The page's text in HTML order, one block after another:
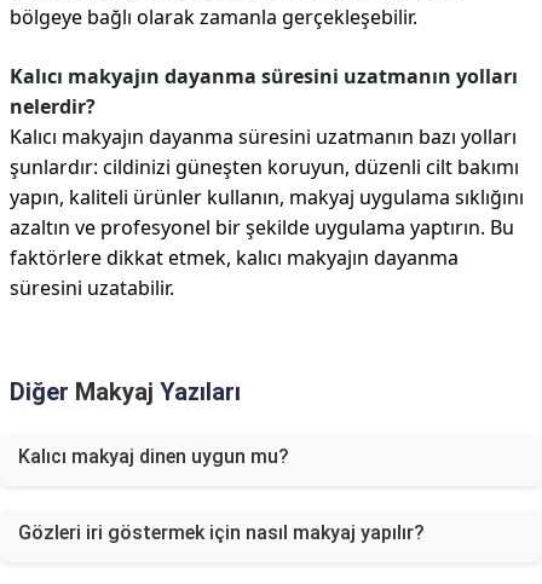
bölgeye bağlı olarak zamanla gerçekleşebilir.
Kalıcı makyajın dayanma süresini uzatmanın yolları
nelerdir?
Kalıcı makyajın dayanma süresini uzatmanın bazı yolları
şunlardır: cildinizi güneşten koruyun, düzenli cilt bakımı
yapın, kaliteli ürünler kullanın, makyaj uygulama sıklığını
azaltın ve profesyonel bir şekilde uygulama yaptırın. Bu
faktörlere dikkat etmek, kalıcı makyajın dayanma
süresini uzatabilir.
Diğer Makyaj Yazıları
Kalıcı makyaj dinen uygun mu?
Gözleri iri göstermek için nasıl makyaj yapılır?